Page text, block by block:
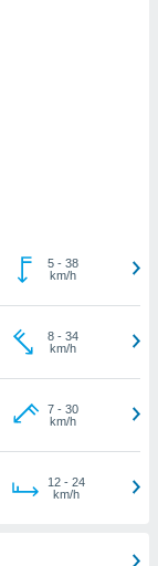
5- 38
km/h
8- 34
km/h
7- 30
km/h
12- 24
km/h